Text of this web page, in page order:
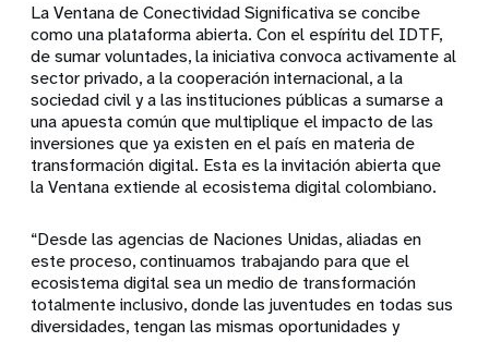
La Ventana de Conectividad Significativa se concibe
como una plataforma abierta. Con el espíritu del IDTF,
de sumar voluntades, la iniciativa convoca activamente al
sector privado, a la cooperación internacional, a la
sociedad civil y a las instituciones públicas a sumarse a
una apuesta común que multiplique el impacto de las
inversiones que ya existen en el país en materia de
transformación digital. Esta es la invitación abierta que
la Ventana extiende al ecosistema digital colombiano.
“Desde las agencias de Naciones Unidas, aliadas en
este proceso, continuamos trabajando para que el
ecosistema digital sea un medio de transformación
totalmente inclusivo, donde las juventudes en todas sus
diversidades, tengan las mismas oportunidades y